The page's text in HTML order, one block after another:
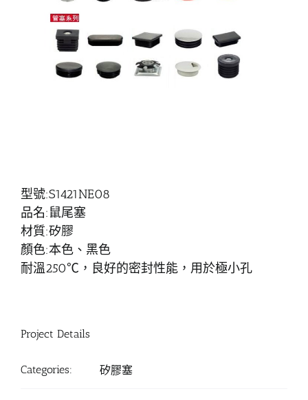
型號:S1421NE08
品名:鼠尾塞
材質:矽膠
顏色:本色、黑色
耐溫250℃，良好的密封性能，用於極小孔
Project Details
Categories: 矽膠塞